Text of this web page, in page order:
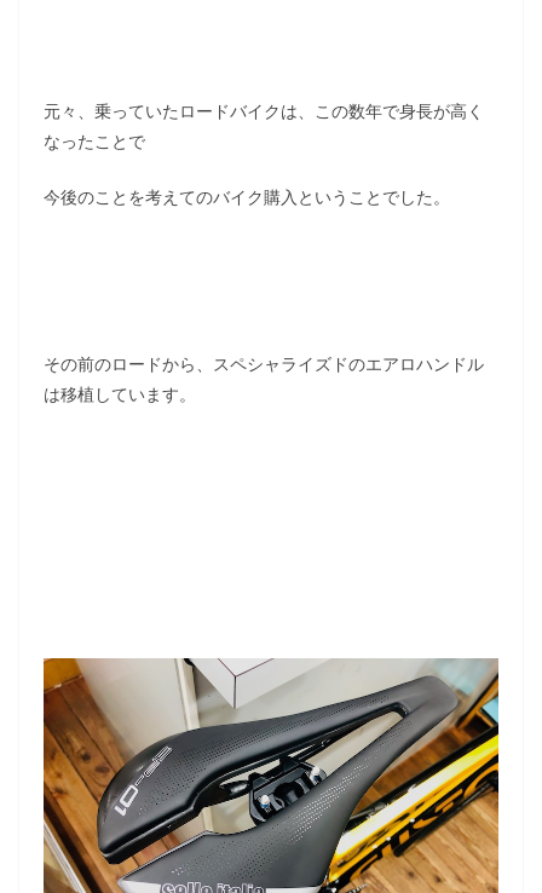
元々、乗っていたロードバイクは、この数年で身長が高く
なったことで
今後のことを考えてのバイク購入ということでした。
その前のロードから、スペシャライズドのエアロハンドル
は移植しています。